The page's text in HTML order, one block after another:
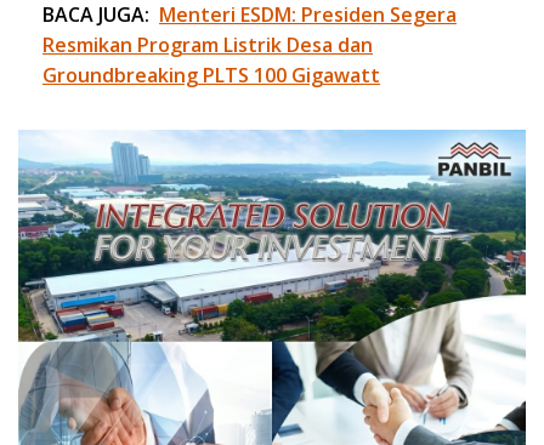
BACA JUGA: Menteri ESDM: Presiden Segera
Resmikan Program Listrik Desa dan
Groundbreaking PLTS 100 Gigawatt